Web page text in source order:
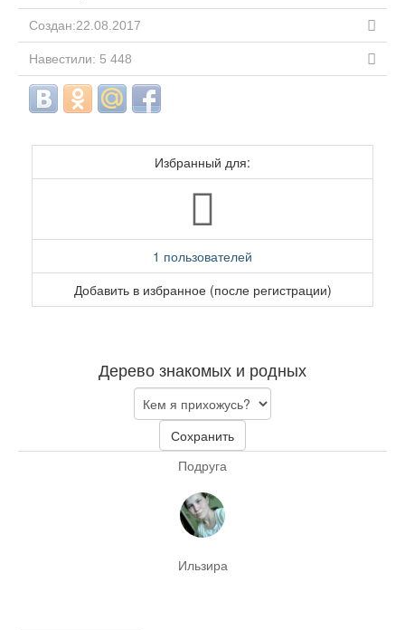
Создан:22.08.2017
Навестили: 5 448
Избранный для:
1 пользователей
Добавить в избранное (после регистрации)
Дерево знакомых и родных
Сохранить
Подруга
Ильзира